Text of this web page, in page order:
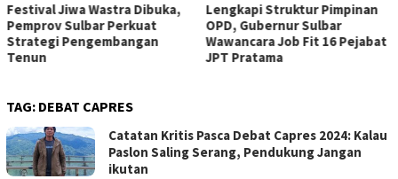
Festival Jiwa Wastra Dibuka,
Pemprov Sulbar Perkuat
Strategi Pengembangan
Tenun
Lengkapi Struktur Pimpinan
OPD, Gubernur Sulbar
Wawancara Job Fit 16 Pejabat
JPT Pratama
TAG: DEBAT CAPRES
Catatan Kritis Pasca Debat Capres 2024: Kalau
Paslon Saling Serang, Pendukung Jangan
ikutan